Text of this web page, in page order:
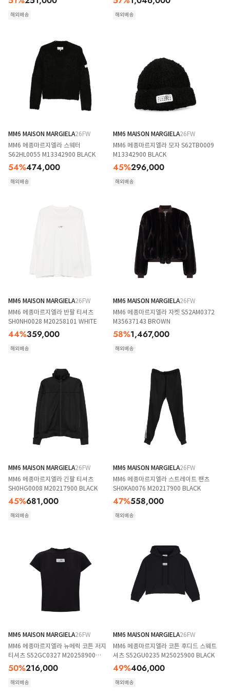
해외배송 해외배송
MM6 MAISON MARGIELA26FW
MM6 메종마르지엘라 스웨터
S62HL0055 M13342900 BLACK
54%474,000
해외배송
MM6 MAISON MARGIELA26FW
MM6 메종마르지엘라 모자 S62TB0009
M13342900 BLACK
45%296,000
해외배송
MM6 MAISON MARGIELA26FW
MM6 메종마르지엘라 반팔 티셔츠
SH0NH0028 M20258101 WHITE
44%359,000
해외배송
MM6 MAISON MARGIELA26FW
MM6 메종마르지엘라 자켓 S52AM0372
M35637143 BROWN
58%1,467,000
해외배송
MM6 MAISON MARGIELA26FW
MM6 메종마르지엘라 긴팔 티셔츠
SH0HG0008 M20217900 BLACK
45%681,000
해외배송
MM6 MAISON MARGIELA26FW
MM6 메종마르지엘라 스트레이트 팬츠
SH0KA0076 M20217900 BLACK
47%558,000
해외배송
MM6 MAISON MARGIELA26FW
MM6 메종마르지엘라 뉴메릭 코튼 저지
티셔츠 S52GC0327 M20258900
BLACK
50%216,000
해외배송
MM6 MAISON MARGIELA26FW
MM6 메종마르지엘라 코튼 후디드 스웨트
셔츠 S52GU0235 M25025900 BLACK
49%406,000
해외배송